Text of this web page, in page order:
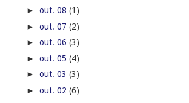
► out. 08 (1)
► out. 07 (2)
► out. 06 (3)
► out. 05 (4)
► out. 03 (3)
► out. 02 (6)